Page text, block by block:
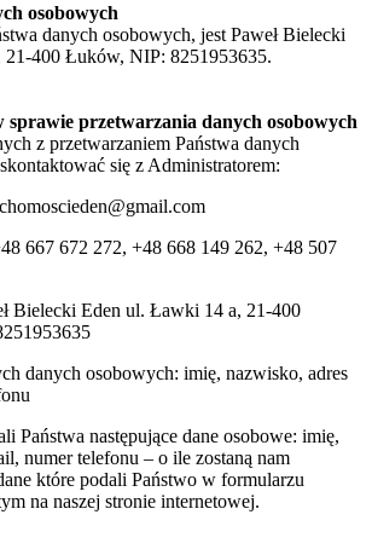
osobowych
danych osobowych, jest Paweł Bielecki
400 Łuków, NIP: 8251953635.
sprawie przetwarzania danych osobowych
z przetwarzaniem Państwa danych
się z Administratorem:
667 672 272, +48 668 149 262, +48 507
Bielecki Eden ul. Ławki 14 a, 21-400
danych osobowych: imię, nazwisko, adres
Państwa następujące dane osobowe: imię,
numer telefonu – o ile zostaną nam
które podali Państwo w formularzu
na naszej stronie internetowej.